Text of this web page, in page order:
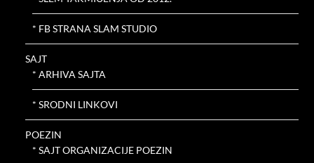
* FB STRANA SLAM STUDIO
SAJT
* ARHIVA SAJTA
* SRODNI LINKOVI
POEZIN
* SAJT ORGANIZACIJE POEZIN